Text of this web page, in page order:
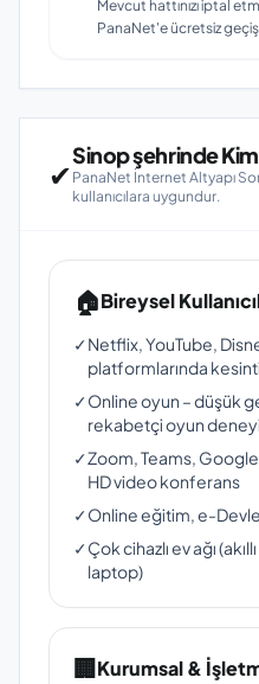
Mevcut hattınızı iptal
PanaNet'e ücretsiz
✔
Sinop şehrinde
PanaNet İnternet Altyapı
kullanıcılara uygundur.
🏠Bireysel
✓Netflix, YouTube,
platformlarında
✓Online oyun – düşük
rekabetçi oyun
✓Zoom, Teams,
HD video konferans
✓Online eğitim, e-
✓Çok cihazlı ev ağı
laptop)
🏢Kurumsal &